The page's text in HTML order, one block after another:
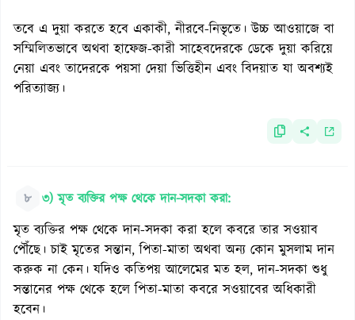
তবে এ দুয়া করতে হবে একাকী, নীরবে-নিভৃতে। উচ্চ আওয়াজে বা
সম্মিলিতভাবে অথবা হাফেজ-কারী সাহেবদেরকে ডেকে দুয়া করিয়ে
নেয়া এবং তাদেরকে পয়সা দেয়া ভিত্তিহীন এবং বিদয়াত যা অবশ্যই
পরিত্যাজ্য।
৮ ৩) মৃত ব্যক্তির পক্ষ থেকে দান-সদকা করা:
মৃত ব্যক্তির পক্ষ থেকে দান-সদকা করা হলে কবরে তার সওয়াব
পৌঁছে। চাই মৃতের সন্তান, পিতা-মাতা অথবা অন্য কোন মুসলাম দান
করুক না কেন। যদিও কতিপয় আলেমের মত হল, দান-সদকা শুধু
সন্তানের পক্ষ থেকে হলে পিতা-মাতা কবরে সওয়াবের অধিকারী
হবেন।